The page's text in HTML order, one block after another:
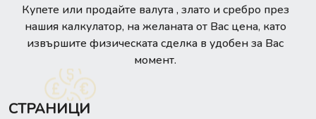
Купете или продайте валута , злато и сребро през
нашия калкулатор, на желаната от Вас цена, като
извършите физическата сделка в удобен за Вас
момент.
СТРАНИЦИ